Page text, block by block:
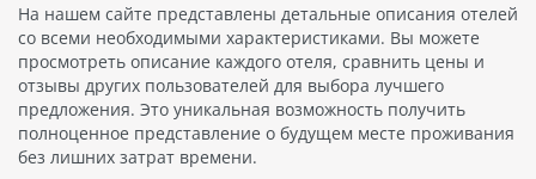
На нашем сайте представлены детальные описания отелей
со всеми необходимыми характеристиками. Вы можете
просмотреть описание каждого отеля, сравнить цены и
отзывы других пользователей для выбора лучшего
предложения. Это уникальная возможность получить
полноценное представление о будущем месте проживания
без лишних затрат времени.